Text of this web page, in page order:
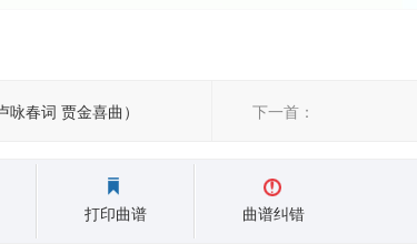
春词 贾金喜曲） 下一首：
打印曲谱 曲谱纠错